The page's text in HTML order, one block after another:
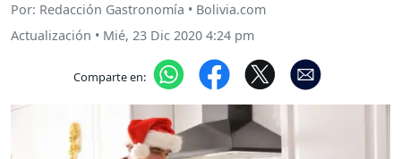
Por: Redacción Gastronomía • Bolivia.com
Actualización • Mié, 23 Dic 2020 4:24 pm
Comparte en: